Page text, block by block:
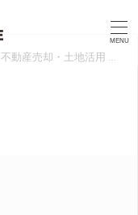
MENU
不動産売却・土地活用